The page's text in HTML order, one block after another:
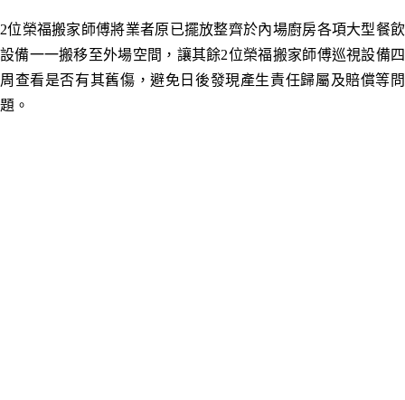
2位榮福搬家師傅將業者原已擺放整齊於內場廚房各項大型餐飲
設備一一搬移至外場空間，讓其餘2位榮福搬家師傅巡視設備四
周查看是否有其舊傷，避免日後發現產生責任歸屬及賠償等問
題。